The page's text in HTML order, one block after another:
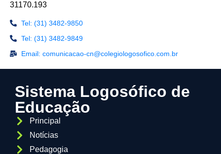
31170.193
Tel: (31) 3482-9850
Tel: (31) 3482-9849
Email: comunicacao-cn@colegiologosofico.com.br
Sistema Logosófico de
Educação
Principal
Notícias
Pedagogia